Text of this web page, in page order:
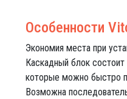
Особенности
Экономия места при
Каскадный блок
которые можно быстро
Возможна